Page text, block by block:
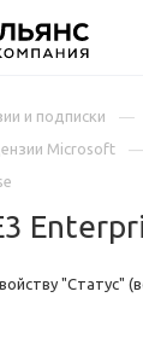
и подписки
Microsoft
"Статус"